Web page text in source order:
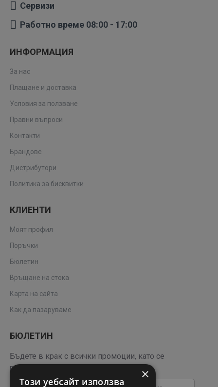
Сервизи
Работно време 08:00 - 17:00
ИНФОРМАЦИЯ
За нас
Плащане и доставка
Условия за ползване
Правни въпроси
Контакти
Брандове
Дистрибутори
Политика за бисквитки
КЛИЕНТИ
Моят профил
Поръчки
Бюлетин
Връщане на стока
Карта на сайта
Как да пазаруваме
БЮЛЕТИН
Бъдете в крак с всички промоции, като се
регистрирате за нашия бюлетин
×
Този уебсайт използва